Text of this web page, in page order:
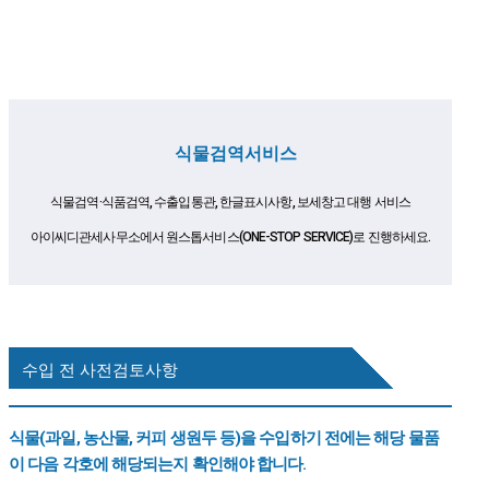
식물검역서비스
식물검역·식품검역, 수출입통관, 한글표시사항, 보세창고 대행 서비스
아이씨디관세사무소에서 원스톱서비스(ONE-STOP SERVICE)로 진행하세요.
수입 전 사전검토사항
식물(과일, 농산물, 커피 생원두 등)을 수입하기 전에는 해당 물품
이 다음 각호에 해당되는지 확인해야 합니다.